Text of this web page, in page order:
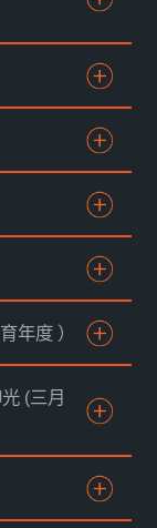
年度 ）
(三月